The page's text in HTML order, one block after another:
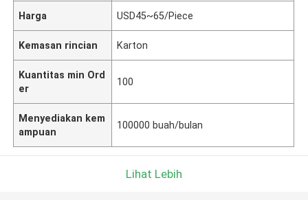
Harga USD45~65/Piece
Kemasan rincian Karton
Kuantitas min Ord
er
100
Menyediakan kem
ampuan
100000 buah/bulan
Lihat Lebih